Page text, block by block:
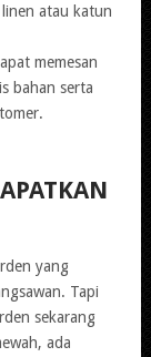
atau katun
memesan
bahan serta
yang
Tapi
sekarang
ada